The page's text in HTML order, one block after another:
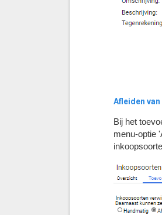
Afleiden
Bij het
menu-optie